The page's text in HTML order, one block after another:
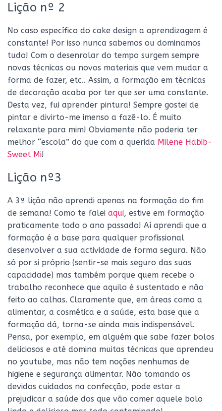
Lição nº 2
No caso específico do cake design a aprendizagem é
constante! Por isso nunca sabemos ou dominamos
tudo! Com o desenrolar do tempo surgem sempre
novas técnicas ou novos materiais que vem mudar a
forma de fazer, etc.. Assim, a formação em técnicas
de decoração acaba por ter que ser uma constante.
Desta vez, fui aprender pintura! Sempre gostei de
pintar e divirto-me imenso a fazê-lo. É muito
relaxante para mim! Obviamente não poderia ter
melhor “escola” do que com a querida Milene Habib-
Sweet Mi!
Lição nº3
A 3ª lição não aprendi apenas na formação do fim
de semana! Como te falei aqui, estive em formação
praticamente todo o ano passado! Aí aprendi que a
formação é a base para qualquer profissional
desenvolver a sua actividade de forma segura. Não
só por si próprio (sentir-se mais seguro das suas
capacidade) mas também porque quem recebe o
trabalho reconhece que aquilo é sustentado e não
feito ao calhas. Claramente que, em áreas como a
alimentar, a cosmética e a saúde, esta base que a
formação dá, torna-se ainda mais indispensável.
Pensa, por exemplo, em alguém que sabe fazer bolos
deliciosos e até domina muitas técnicas que aprendeu
no youtube, mas não tem noções nenhumas de
higiene e segurança alimentar. Não tomando os
devidos cuidados na confecção, pode estar a
prejudicar a saúde dos que vão comer aquele bolo